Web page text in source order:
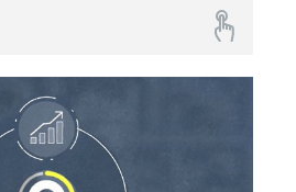
John Deere y WIRTGEN
lugar No obstante, también se
Deere Operations Center™